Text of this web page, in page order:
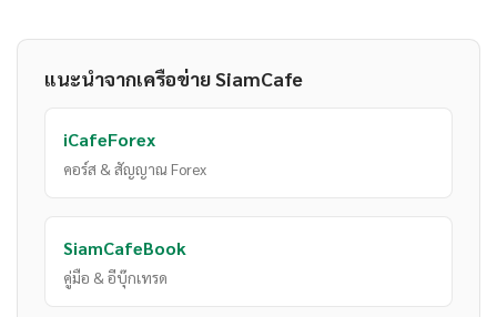
แนะนำจากเครือข่าย SiamCafe
iCafeForex
คอร์ส & สัญญาณ Forex
SiamCafeBook
คู่มือ & อีบุ๊กเทรด